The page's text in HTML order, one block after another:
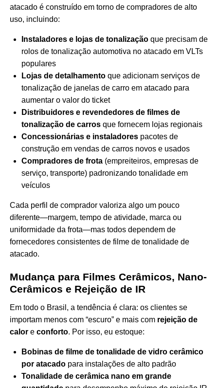
atacado é construído em torno de compradores de alto
uso, incluindo:
Instaladores e lojas de tonalização que precisam de
rolos de tonalização automotiva no atacado em VLTs
populares
Lojas de detalhamento que adicionam serviços de
tonalização de janelas de carro em atacado para
aumentar o valor do ticket
Distribuidores e revendedores de filmes de
tonalização de carros que fornecem lojas regionais
Concessionárias e instaladores pacotes de
construção em vendas de carros novos e usados
Compradores de frota (empreiteiros, empresas de
serviço, transporte) padronizando tonalidade em
veículos
Cada perfil de comprador valoriza algo um pouco
diferente—margem, tempo de atividade, marca ou
uniformidade da frota—mas todos dependem de
fornecedores consistentes de filme de tonalidade de
atacado.
Mudança para Filmes Cerâmicos, Nano-
Cerâmicos e Rejeição de IR
Em todo o Brasil, a tendência é clara: os clientes se
importam menos com “escuro” e mais com rejeição de
calor e conforto. Por isso, eu estoque:
Bobinas de filme de tonalidade de vidro cerâmico
por atacado para instalações de alto padrão
Tonalidade de cerâmica nano em grande